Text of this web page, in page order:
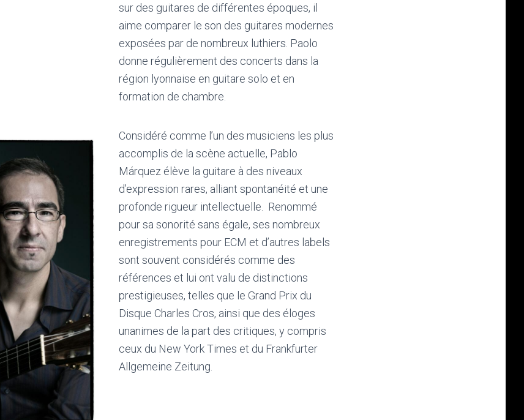
sur des guitares de différentes époques, il
aime comparer le son des guitares modernes
exposées par de nombreux luthiers. Paolo
donne régulièrement des concerts dans la
région lyonnaise en guitare solo et en
formation de chambre.
Considéré comme l’un des musiciens les plus
accomplis de la scène actuelle, Pablo
Márquez élève la guitare à des niveaux
d’expression rares, alliant spontanéité et une
profonde rigueur intellectuelle. Renommé
pour sa sonorité sans égale, ses nombreux
enregistrements pour ECM et d’autres labels
sont souvent considérés comme des
références et lui ont valu de distinctions
prestigieuses, telles que le Grand Prix du
Disque Charles Cros, ainsi que des éloges
unanimes de la part des critiques, y compris
ceux du New York Times et du Frankfurter
Allgemeine Zeitung.